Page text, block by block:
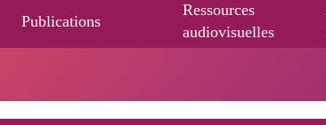
Publications
Ressources
audiovisuelles